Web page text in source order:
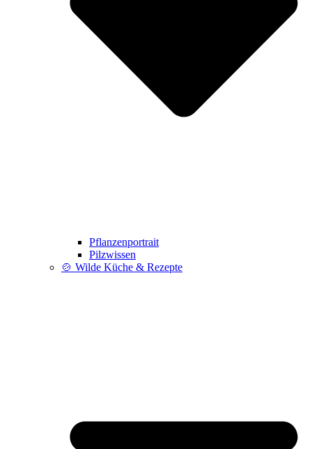
Pflanzenportrait
Pilzwissen
🍲 Wilde Küche & Rezepte